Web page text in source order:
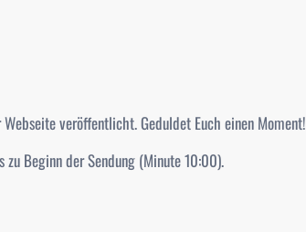
veröffentlicht. Geduldet Euch einen Moment!
Beginn der Sendung (Minute 10:00).